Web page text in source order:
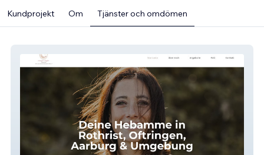
Kundprojekt Om Tjänster och omdömen